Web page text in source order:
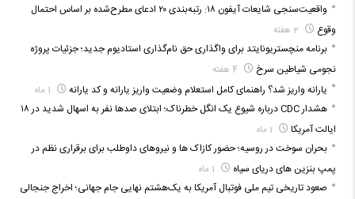
واقعیت‌سنجی شایعات آیفون ۱۸: رتبه‌بندی ۲۰ ادعای مطرح‌شده بر اساس احتمال
وقوع
برنامه منچستریونایتد برای واگذاری حق نام‌گذاری استادیوم جدید؛ جزئیات پروژه
نجومی شیاطین سرخ
یارانه واریز شد؟ راهنمای کامل استعلام وضعیت واریز یارانه و کد یارانه
هشدار CDC درباره شیوع یک انگل خطرناک؛ ابتلای صدها نفر به اسهال شدید در ۱۸
ایالت آمریکا
بحران سوخت در روسیه؛ حضور کازاک‌ ها و نیروهای داوطلب برای برقراری نظم در
پمپ بنزین‌ های دریای سیاه
صعود تاریخی تیم ملی فوتبال آمریکا به یک‌هشتم نهایی جام جهانی؛ اخراج جنجالی